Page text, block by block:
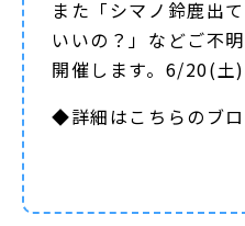
また「シマノ鈴鹿出
いいの？」などご不
開催します。6/20(
◆詳細はこちらのブ